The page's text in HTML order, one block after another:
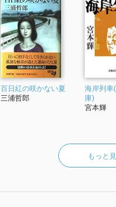
百日紅の咲かない夏
三浦哲郎
海岸列車
庫)
宮本輝
もっと